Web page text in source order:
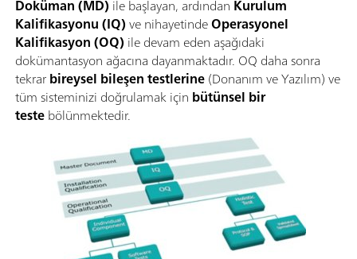
Doküman (MD) ile başlayan, ardından Kurulum
Kalifikasyonu (IQ)ve nihayetindeOperasyonel
Kalifikasyon (OQ) ile devam eden aşağıdaki
dokümantasyon ağacına dayanmaktadır. OQ daha sonra
tekrarbireysel bileşen testlerine(Donanım ve Yazılım) ve
tüm sisteminizi doğrulamak için bütünsel bir
testebölünmektedir.